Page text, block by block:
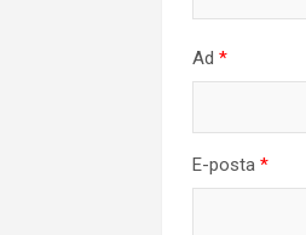
Ad*
E-posta*